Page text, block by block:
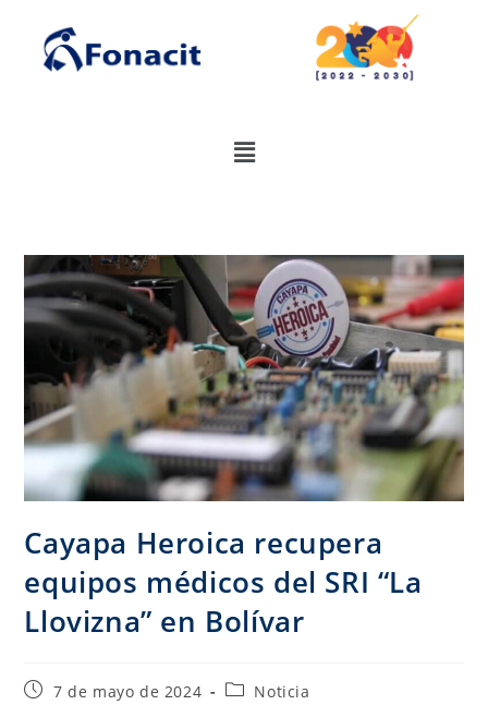
Cayapa Heroica recupera
equipos médicos del SRI “La
Llovizna” en Bolívar
7 de mayo de 2024 Noticia